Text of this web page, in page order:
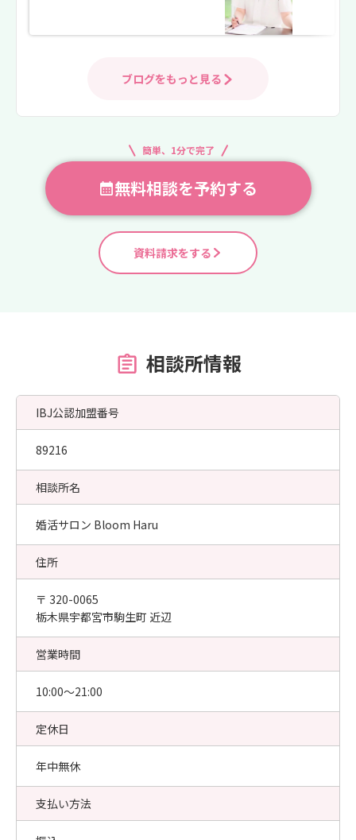
ブログをもっと見る
簡単、1分で完了
無料相談を予約する
資料請求をする
相談所情報
IBJ公認加盟番号
89216
相談所名
婚活サロン Bloom Haru
住所
〒 320-0065
栃木県宇都宮市駒生町 近辺
営業時間
10:00〜21:00
定休日
年中無休
支払い方法